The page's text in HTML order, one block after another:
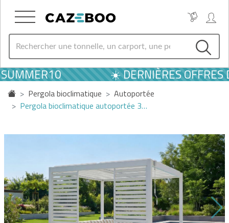
☀️ DERNIÈRES OFFRES
Pergola bioclimatique
Autoportée
Pergola bioclimatique autoportée 3…